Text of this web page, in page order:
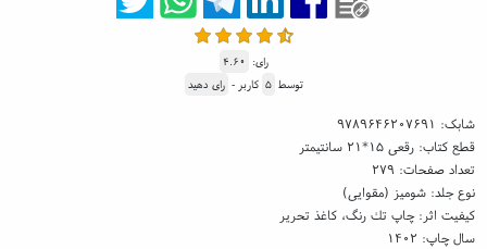
رای: ۴.۶۰
توسط ۵ کاربر - رای دهید
شابک: ۹۷۸۹۶۴۶۲۰۷۶۹۱
قطع کتاب: رقعی ۱۵*۲۱ سانتیمتر
تعداد صفحات: ۲۷۹
نوع جلد: شومیز (مقوایی)
کیفیت اثر: چاپ تك رنگ، کاغذ تحریر
سال چاپ: ۱۴۰۲